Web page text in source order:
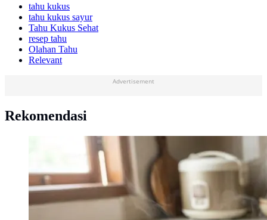
tahu kukus
tahu kukus sayur
Tahu Kukus Sehat
resep tahu
Olahan Tahu
Relevant
Advertisement
Rekomendasi